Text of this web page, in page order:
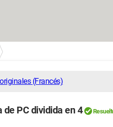
(Francés)
de PC dividida en 4